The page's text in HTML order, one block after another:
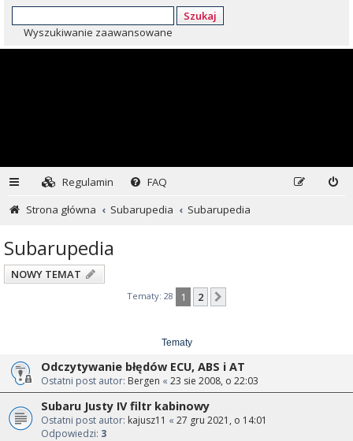
Szukaj
Wyszukiwanie zaawansowane
Regulamin
FAQ
Strona główna
Subarupedia Subarupedia
Subarupedia
NOWY TEMAT
Tematy: 28 1 2
Tematy
Odczytywanie błędów ECU, ABS i AT
Ostatni post autor: Bergen « 23 sie 2008, o 22:03
Subaru Justy IV filtr kabinowy
Ostatni post autor: kajusz11 « 27 gru 2021, o 14:01
Odpowiedzi: 3